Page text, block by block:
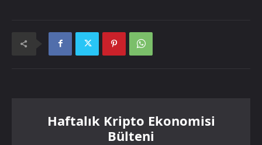
Haftalık Kripto Ekonomisi
Bülteni